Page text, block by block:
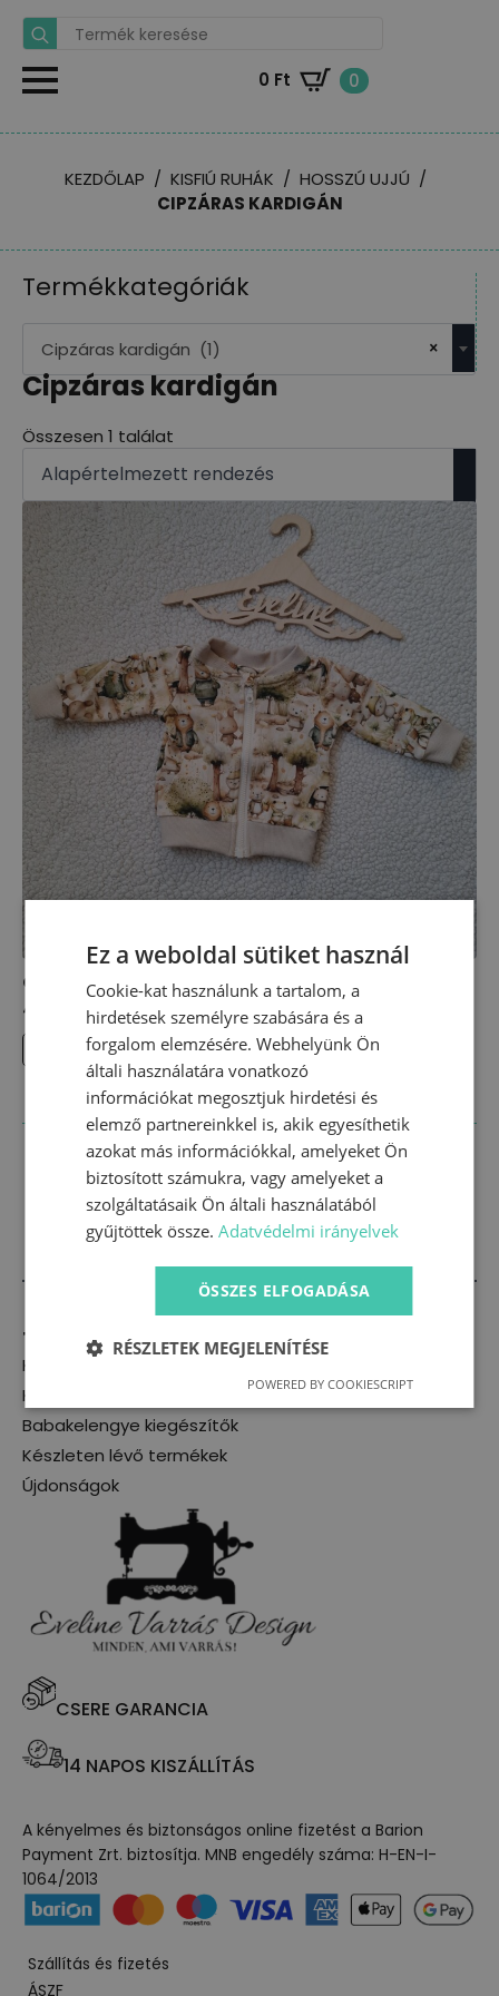
Search
for:
0 Ft 0
KEZDŐLAP KISFIÚ RUHÁK
HOSSZÚ UJJÚ
CIPZÁRAS KARDIGÁN
Termékkategóriák
×
Cipzáras kardigán (1)
Cipzáras kardigán
Összesen 1 találat
Cipzáras kardigán (56-134)
4700
VÁLASSZ OPCIÓKAT
Ennek
a
terméknek
változatok
választhatók
Termékkategóriák
Kislány
Kisfiú
Babakelengye kiegészítők
Készleten lévő termékek
Újdonságok
CSERE GARANCIA
14 NAPOS KISZÁLLÍTÁS
A kényelmes és biztonságos online fizetést a Barion
Payment Zrt. biztosítja. MNB engedély száma: H-EN-I-
1064/2013
Szállítás és fizetés
ÁSZF
Ez a weboldal sütiket használ
Cookie-kat használunk a tartalom, a
hirdetések személyre szabására és a
forgalom elemzésére. Webhelyünk Ön
általi használatára vonatkozó
információkat megosztjuk hirdetési és
elemző partnereinkkel is, akik egyesíthetik
azokat más információkkal, amelyeket Ön
biztosított számukra, vagy amelyeket a
szolgáltatásaik Ön általi használatából
gyűjtöttek össze.Adatvédelmi irányelvek
ÖSSZES ELFOGADÁSA
RÉSZLETEK MEGJELENÍTÉSE
POWERED BY COOKIESCRIPT